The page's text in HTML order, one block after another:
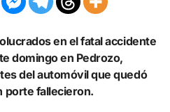
domingo en Pedrozo,
del automóvil que quedó
porte fallecieron.